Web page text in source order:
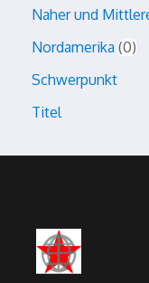
Naher und
Nordamerika 0
Schwerpunkt
Titel